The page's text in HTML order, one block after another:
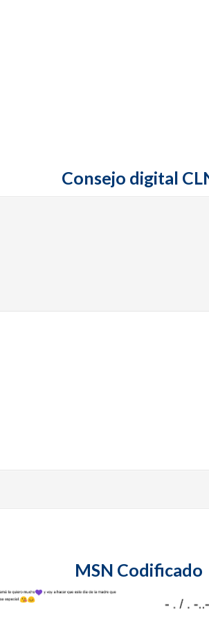
Consejo digital
MSN Codificado